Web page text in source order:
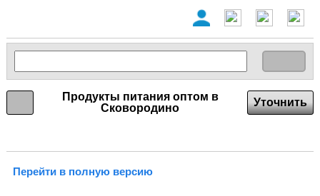
Продукты питания оптом в
Сковородино
Уточнить
Перейти в полную версию